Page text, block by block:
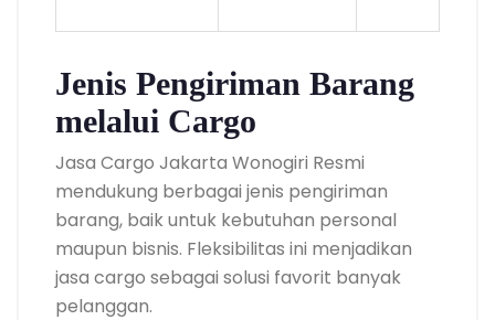
Jenis Pengiriman Barang
melalui Cargo
Jasa Cargo Jakarta Wonogiri Resmi
mendukung berbagai jenis pengiriman
barang, baik untuk kebutuhan personal
maupun bisnis. Fleksibilitas ini menjadikan
jasa cargo sebagai solusi favorit banyak
pelanggan.